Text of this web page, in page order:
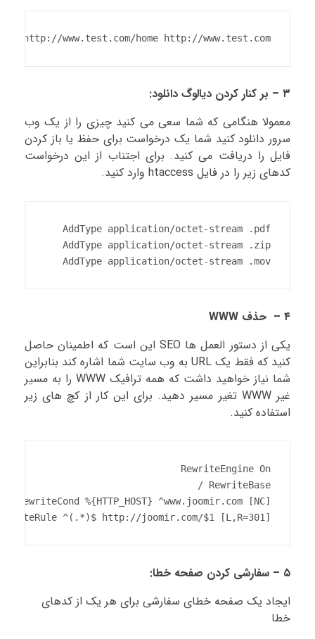
http://www.test.com/home http://www.test.com/
۳ – بر کنار کردن دیالوگ دانلود:
معمولا هنگامی که شما سعی می کنید چیزی را از یک وب
سرور دانلود کنید شما یک درخواست برای حفظ یا باز کردن
فایل را دریافت می کنید. برای اجتناب از این درخواست
کدهای زیر را در فایل htaccess وارد کنید.
AddType application/octet-stream .mov
۴ – حذف WWW
یکی از دستور العمل ها SEO این است که اطمینان حاصل
کنید که فقط یک URL به وب سایت شما اشاره کند بنابراین
شما نیاز خواهید داشت که همه ترافیک WWW را به مسیر
غیر WWW تغیر مسیر دهید. برای این کار از کچ های زیر
استفاده کنید.
^(.*)$ http://joomir.com/$1 [L,R=301]
۵ – سفارشی کردن صفحه خطا:
ایجاد یک صفحه خطای سفارشی برای هر یک از کدهای
خطا